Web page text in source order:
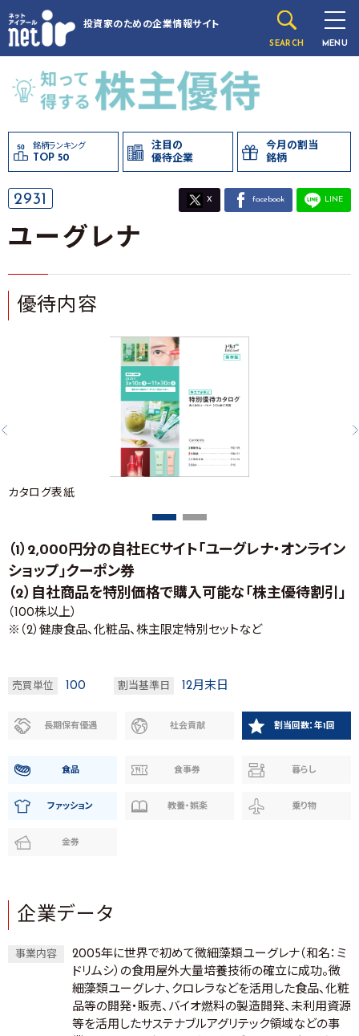
投資家のための企業情報サイト
SEARCH MENU
銘柄ランキング
TOP 50
注目の
優待企業
今月の割当
銘柄
2931 X facebook LINE
ユーグレナ
優待内容
カタログ表紙
（1）2,000円分の自社ECサイト「ユーグレナ・オンライン
ショップ」クーポン券
（2）自社商品を特別価格で購入可能な「株主優待割引」
（100株以上）
※（2）健康食品、化粧品、株主限定特別セットなど
売買単位 100 割当基準日 12月末日
長期保有優遇 社会貢献 割当回数：年1回
食品 食事券 暮らし
ファッション 教養・娯楽 乗り物
金券
企業データ
事業内容
2005年に世界で初めて微細藻類ユーグレナ（和名：ミ
ドリムシ）の食用屋外大量培養技術の確立に成功。微
細藻類ユーグレナ、クロレラなどを活用した食品、化粧
品等の開発・販売、バイオ燃料の製造開発、未利用資源
等を活用したサステナブルアグリテック領域などの事